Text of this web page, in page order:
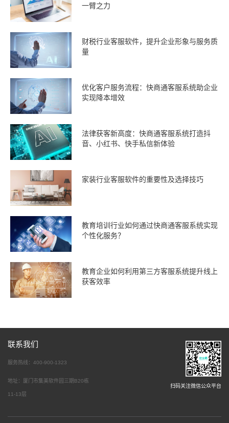
一臂之力
财税行业客服软件，提升企业形象与服务质
量
优化客户服务流程：快商通客服系统助企业
实现降本增效
法律获客新高度：快商通客服系统打造抖
音、小红书、快手私信新体验
家装行业客服软件的重要性及选择技巧
教育培训行业如何通过快商通客服系统实现
个性化服务？
教育企业如何利用第三方客服系统提升线上
获客效率
联系我们
服务热线：400-900-1323
地址：厦门市集美软件园三期B20栋
11-13层
扫码关注微信公众平台